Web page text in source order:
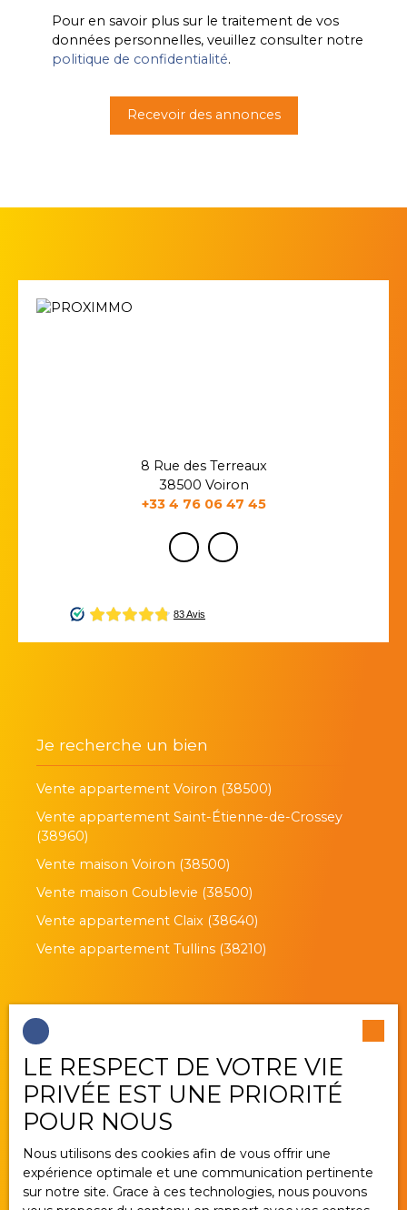
Pour en savoir plus sur le traitement de vos
données personnelles, veuillez consulter notre
politique de confidentialité.
Recevoir des annonces
8 Rue des Terreaux
38500 Voiron
+33 4 76 06 47 45
Je recherche un bien
Vente appartement Voiron (38500)
Vente appartement Saint-Étienne-de-Crossey
(38960)
Vente maison Voiron (38500)
Vente maison Coublevie (38500)
Vente appartement Claix (38640)
Vente appartement Tullins (38210)
Je suis propriétaire
Estimez votre bien
Vendre avec nous
Gestion locative
Nous contacter
LE RESPECT DE VOTRE VIE
PRIVÉE EST UNE PRIORITÉ
POUR NOUS
Nous utilisons des cookies afin de vous offrir une
expérience optimale et une communication pertinente
sur notre site. Grace à ces technologies, nous pouvons